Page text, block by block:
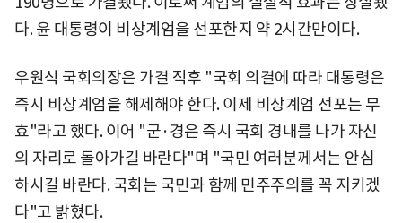
다. 윤 대통령이 비상계엄을 선포한지 약 2시간만이다.
우원식 국회의장은 가결 직후 "국회 의결에 따라 대통령은
즉시 비상계엄을 해제해야 한다. 이제 비상계엄 선포는 무
효"라고 했다. 이어 "군·경은 즉시 국회 경내를 나가 자신
의 자리로 돌아가길 바란다"며 "국민 여러분께서는 안심
하시길 바란다. 국회는 국민과 함께 민주주의를 꼭 지키겠
다"고 밝혔다.